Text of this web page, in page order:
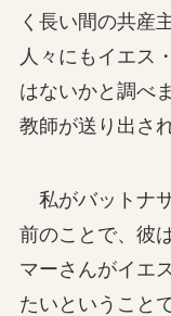
く長い間の共産
人々にもイエス
はないかと調べ
教師が送り出さ
私がバットナ
前のことで、彼
マーさんがイエ
たいということ